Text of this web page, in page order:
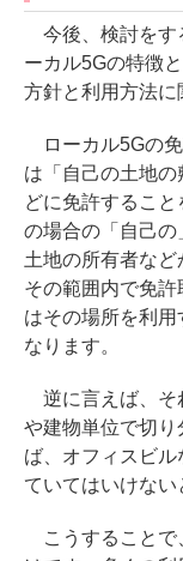
今後、検討をす
ーカル5Gの特徴
方針と利用方法に
ローカル5Gの免
は「自己の土地
どに免許するこ
の場合の「自己
土地の所有者な
その範囲内で免
はその場所を利
なります。
逆に言えば、そ
や建物単位で切り
ば、オフィスビ
ていてはいけない
こうすることで